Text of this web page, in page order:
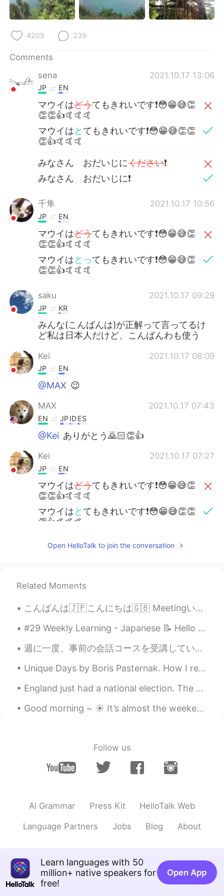
4209 239
Comments
sena
2021.10.17 13:06
JP EN
マウイはどうてもきれいです❗️😳😁😅👏
👏👏👍🤙🤙🤙
マウイはと てもきれいです❗️😳😁😅👏👏
👏👍🤙🤙🤙
みなさん おだいじにください❗️
みなさん おだいじに❗️
千隼 2021.10.17 10:56
JP EN
マウイはどうてもきれいです❗️😳😁😅👏
👏👏👍🤙🤙🤙
マウイはとってもきれいです❗️😳😁😅👏
👏👏👍🤙🤙🤙
saku 2021.10.17 09:29
JP KR
みんな(こんばんは)が正解って言ってるけ
ど私は日本人だけど、こんばんわも使う
Kei 2021.10.17 08:09
JP EN
@MAX 😉
MAX 2021.10.17 07:43
EN JPIDES
@Kei ありがとう🙇🏻👏👍
Kei 2021.10.17 07:27
JP EN
マウイはどうてもきれいです❗️😳😁😅👏
👏👏👍🤙🤙🤙
マウイはと てもきれいです❗️😳😁😅👏👏
👏👍🤙🤙🤙
みなさん おだいじにください❗️
doroty
Que bellos paisajes
Noelia 2021.10.17 00:47
ES EN
Precioso paisaje, me encantaría ir 😍
Andi T 2021.10.15 23:04
What a beautiful place! Hope that you
マウイはどう
てもきれいです❗️😳😁😅👏
マウイは
てもきれいです❗️😳😁😅👏👏
👏👍🤙🤙🤙
みなさん おだいじにください❗️
Aki 2021.10.14 16:35
JP EN
Open HelloTalk to join the conversation
Related Moments
こんばんは🇯🇵こんにちは🇬🇧 MeetingいったからBreak time. 今日もStarbucks☕ 私はそれが好き😘 あと少ししごとやりまーす☺ Good Night 日本のみなさん🌟
#29 Weekly Learning - Japanese 📝 Hello friends 😄, Welcome to my weekly learning of 🇰🇷🇯🇵🇷🇺 ❓ Qu...
週に一度、事前の会話コースを受講しています。今週のトピックは「54文字の物語」でした。 レッスン後で、宿題は、オリジナルの「54文字の物語」を作成することでした。写真をご覧ください。 ゴメン...
Unique Days by Boris Pasternak. How I remember solstice days Through many winters long completed...
England just had a national election. The worst result has come of it, and I never want to return...
Good morning ~ ☀️ It’s almost the weekend!~ 🎉🎉 Do you have any plans? I recently tried a bubb...
Follow us
AI Grammar Press Kit HelloTalk Web
Language Partners Jobs Blog About
Learn languages with 50
million+ native speakers for
free!
Open App